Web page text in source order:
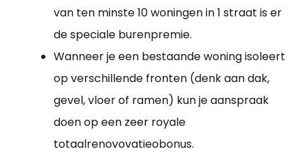
van ten minste 10 woningen in 1 straat is er
de speciale burenpremie.
Wanneer je een bestaande woning isoleert
op verschillende fronten (denk aan dak,
gevel, vloer of ramen) kun je aanspraak
doen op een zeer royale
totaalrenovovatieobonus.